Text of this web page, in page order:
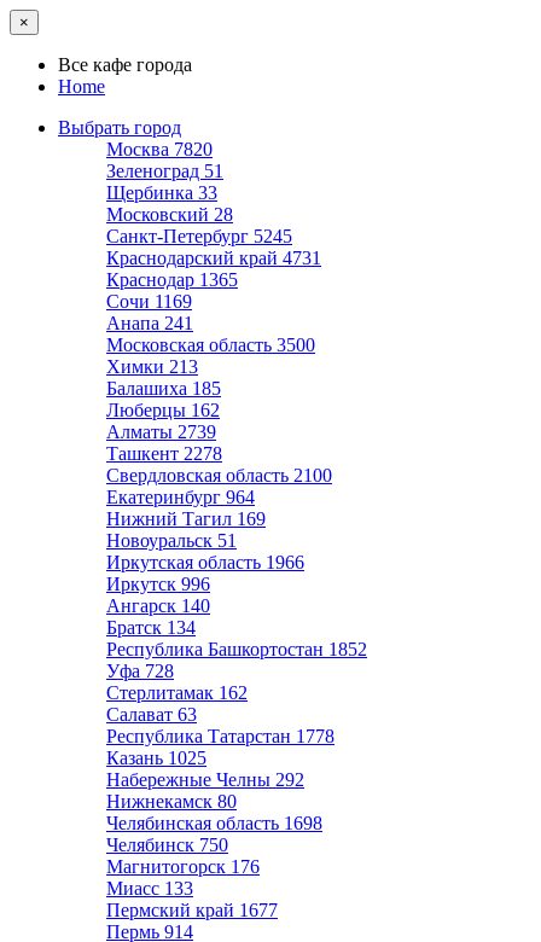
×
Все кафе города
Home
Выбрать город
Москва 7820
Зеленоград 51
Щербинка 33
Московский 28
Санкт-Петербург 5245
Краснодарский край 4731
Краснодар 1365
Сочи 1169
Анапа 241
Московская область 3500
Химки 213
Балашиха 185
Люберцы 162
Алматы 2739
Ташкент 2278
Свердловская область 2100
Екатеринбург 964
Нижний Тагил 169
Новоуральск 51
Иркутская область 1966
Иркутск 996
Ангарск 140
Братск 134
Республика Башкортостан 1852
Уфа 728
Стерлитамак 162
Салават 63
Республика Татарстан 1778
Казань 1025
Набережные Челны 292
Нижнекамск 80
Челябинская область 1698
Челябинск 750
Магнитогорск 176
Миасс 133
Пермский край 1677
Пермь 914